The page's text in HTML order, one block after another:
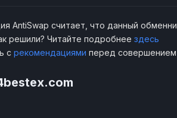
AntiSwap считает, что данный
решили? Читайте подробнее здесь
с рекомендациями перед